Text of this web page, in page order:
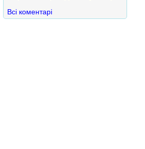
Всі коментарі